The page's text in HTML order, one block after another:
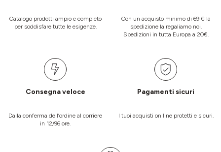
Catalogo prodotti ampio e completo
per soddisfare tutte le esigenze.
Con un acquisto minimo di 69 € la
spedizione la regaliamo noi.
Spedizioni in tutta Europa a 20€.
Consegna veloce
Dalla conferma dell’ordine al corriere
in 12/96 ore.
Pagamenti sicuri
I tuoi acquisti on line protetti e sicuri.